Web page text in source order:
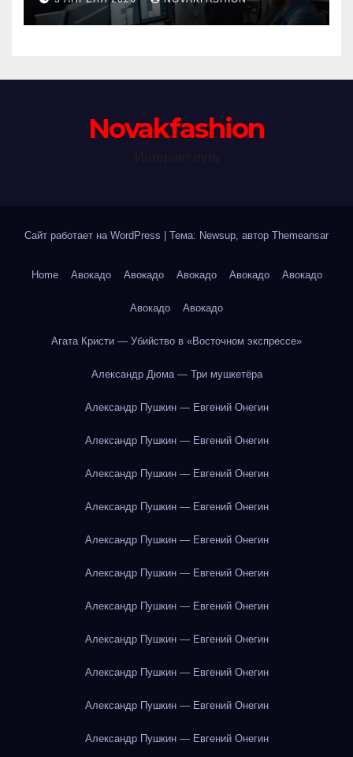
Novakfashion
Сайт работает на WordPress Тема: Newsup, автор Themeansar
Home Авокадо Авокадо Авокадо Авокадо Авокадо
Авокадо Авокадо
Агата Кристи — Убийство в «Восточном экспрессе»
Александр Дюма — Три мушкетёра
Александр Пушкин — Евгений Онегин
Александр Пушкин — Евгений Онегин
Александр Пушкин — Евгений Онегин
Александр Пушкин — Евгений Онегин
Александр Пушкин — Евгений Онегин
Александр Пушкин — Евгений Онегин
Александр Пушкин — Евгений Онегин
Александр Пушкин — Евгений Онегин
Александр Пушкин — Евгений Онегин
Александр Пушкин — Евгений Онегин
Александр Пушкин — Евгений Онегин